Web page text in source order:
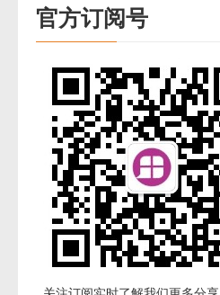
官方订阅号